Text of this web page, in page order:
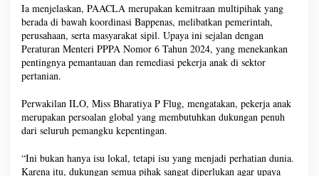
Ia menjelaskan, PAACLA merupakan kemitraan multipihak yang
berada di bawah koordinasi Bappenas, melibatkan pemerintah,
perusahaan, serta masyarakat sipil. Upaya ini sejalan dengan
Peraturan Menteri PPPA Nomor 6 Tahun 2024, yang menekankan
pentingnya pemantauan dan remediasi pekerja anak di sektor
pertanian.
Perwakilan ILO, Miss Bharatiya P Flug, mengatakan, pekerja anak
merupakan persoalan global yang membutuhkan dukungan penuh
dari seluruh pemangku kepentingan.
“Ini bukan hanya isu lokal, tetapi isu yang menjadi perhatian dunia.
Karena itu, dukungan semua pihak sangat diperlukan agar upaya